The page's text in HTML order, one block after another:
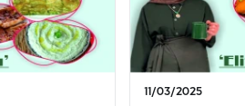
11/03/2025